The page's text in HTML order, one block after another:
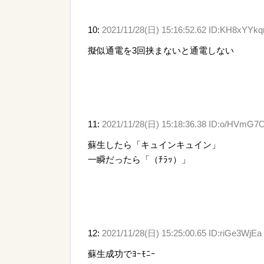
10: 2021/11/28(日) 15:16:52.62
擬似通電を3回挟まないと通電しない
11: 2021/11/28(日) 15:18:36.38 ID:o/
蘇生したら「キュインキュイン」
一瞬だったら「（ﾁﾗｯ）」
12: 2021/11/28(日) 15:25:00.65 ID:riGe3WjEa
蘇生成功でﾖｰﾓﾆｰ